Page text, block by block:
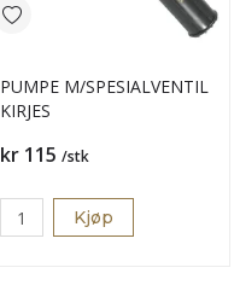
PUMPE M/SPESIALVENTIL
KIRJES
Pris
kr 115 /stk
Kjøp